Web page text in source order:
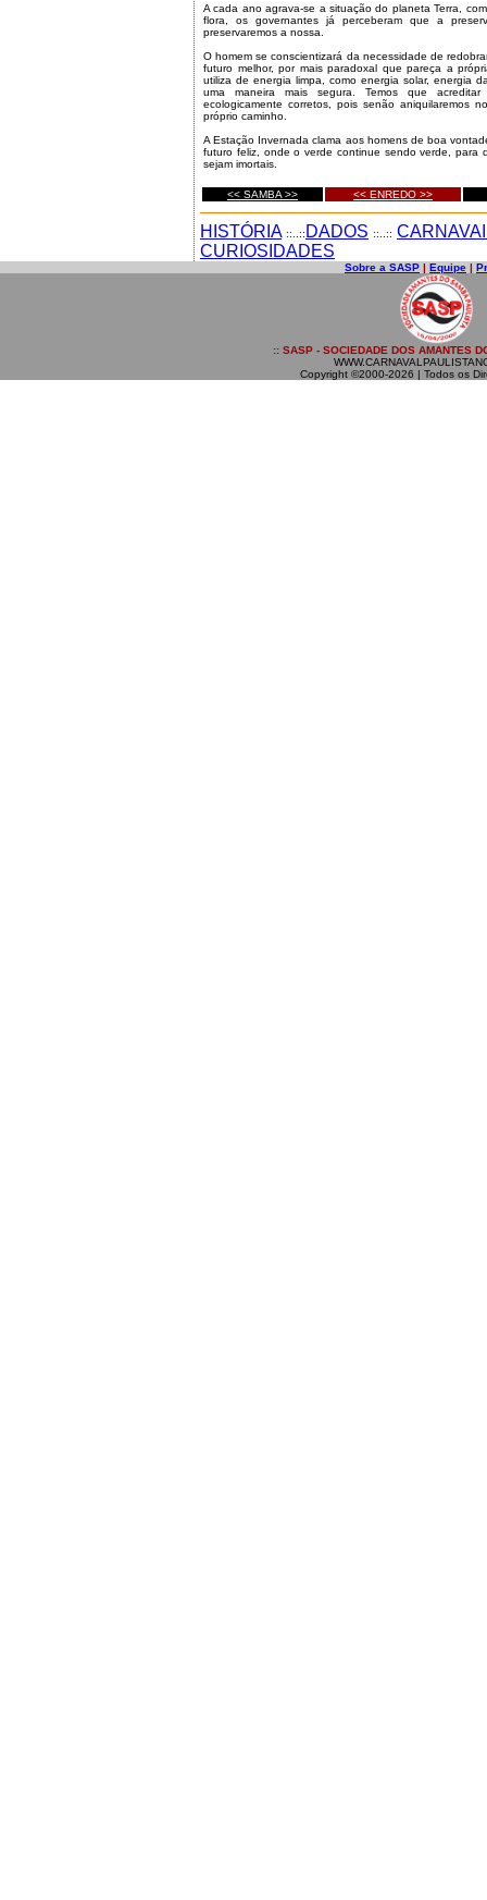
A cada ano agrava-se a situação do planeta Terra,
flora, os governantes já perceberam que a
preservaremos a nossa.
O homem se conscientizará da necessidade de
futuro melhor, por mais paradoxal que pareça a
utiliza de energia limpa, como energia solar, energia
uma maneira mais segura. Temos que
ecologicamente corretos, pois senão aniquilaremos
próprio caminho.
A Estação Invernada clama aos homens de boa
futuro feliz, onde o verde continue sendo verde, para
sejam imortais.
<< SAMBA >> << ENREDO >>
HISTÓRIA ::..:: DADOS ::..::
CURIOSIDADES
Sobre a SASP | Equipe |
:: SASP - SOCIEDADE DOS AMANTES
Copyright ©2000-2026 | Todos os